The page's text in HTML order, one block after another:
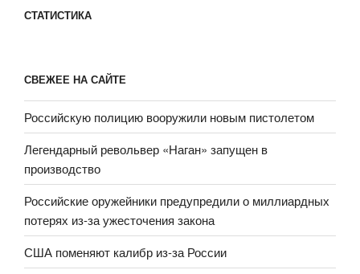
СТАТИСТИКА
СВЕЖЕЕ НА САЙТЕ
Российскую полицию вооружили новым пистолетом
Легендарный револьвер «Наган» запущен в
производство
Российские оружейники предупредили о миллиардных
потерях из-за ужесточения закона
США поменяют калибр из-за России